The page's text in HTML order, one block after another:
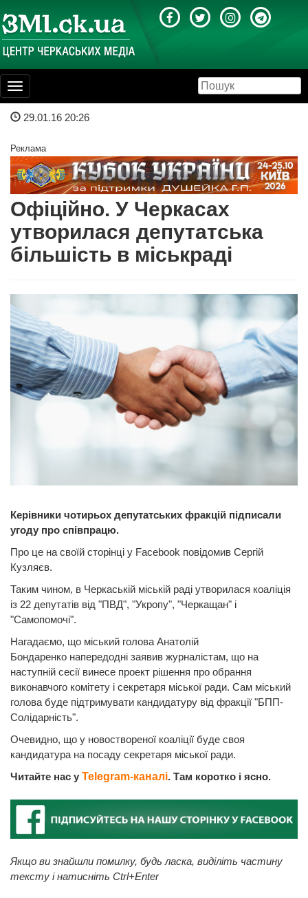
Toggle
navigation
29.01.16 20:26
Реклама
Офіційно. У Черкасах
утворилася депутатська
більшість в міськраді
Керівники чотирьох депутатських фракцій підписали
угоду про співпрацю.
Про це на своїй сторінці у Facebook повідомив Сергій
Кузляєв.
Таким чином, в Черкаській міській раді утворилася коаліція
із 22 депутатів від "ПВД", "Укропу", "Черкащан" і
"Самопомочі".
Нагадаємо, що міський голова Анатолій
Бондаренко напередодні заявив журналістам, що на
наступній сесії винесе проект рішення про обрання
виконавчого комітету і секретаря міської ради. Сам міський
голова буде підтримувати кандидатуру від фракції "БПП-
Солідарність".
Очевидно, що у новоствореної коаліції буде своя
кандидатура на посаду секретаря міської ради.
Читайте нас у Telegram-каналі. Там коротко і ясно.
Якщо ви знайшли помилку, будь ласка, виділіть частину
тексту і натисніть Ctrl+Enter